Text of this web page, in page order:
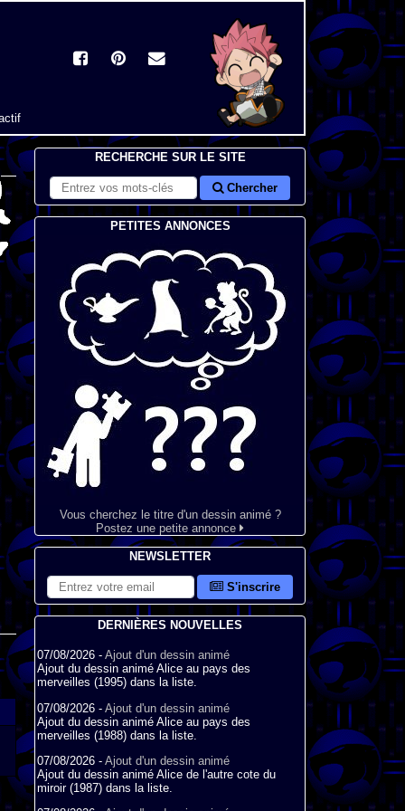
RECHERCHE SUR LE SITE
Chercher
PETITES ANNONCES
Vous cherchez le titre d'un dessin animé ?
Postez une petite annonce
NEWSLETTER
S'inscrire
DERNIÈRES NOUVELLES
07/08/2026 - Ajout d'un dessin animé
Ajout du dessin animé Alice au pays des
merveilles (1995) dans la liste.
07/08/2026 - Ajout d'un dessin animé
Ajout du dessin animé Alice au pays des
merveilles (1988) dans la liste.
07/08/2026 - Ajout d'un dessin animé
Ajout du dessin animé Alice de l'autre cote du
miroir (1987) dans la liste.